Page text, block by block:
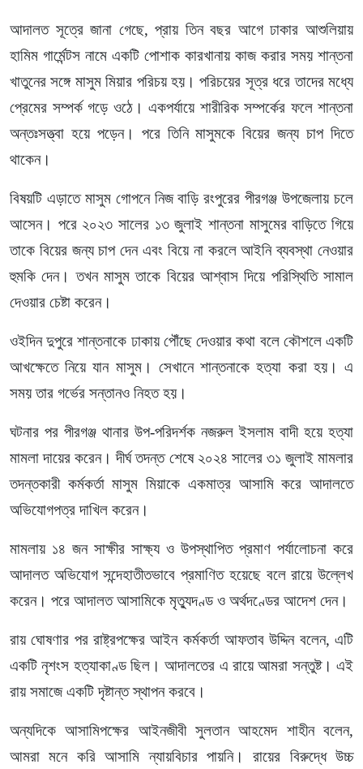
আদালত সূত্রে জানা গেছে, প্রায় তিন বছর আগে ঢাকার আশুলিয়ায়
হামিম গার্মেন্টস নামে একটি পোশাক কারখানায় কাজ করার সময় শান্তনা
খাতুনের সঙ্গে মাসুম মিয়ার পরিচয় হয়। পরিচয়ের সূত্র ধরে তাদের মধ্যে
প্রেমের সম্পর্ক গড়ে ওঠে। একপর্যায়ে শারীরিক সম্পর্কের ফলে শান্তনা
অন্তঃসত্ত্বা হয়ে পড়েন। পরে তিনি মাসুমকে বিয়ের জন্য চাপ দিতে
থাকেন।
বিষয়টি এড়াতে মাসুম গোপনে নিজ বাড়ি রংপুরের পীরগঞ্জ উপজেলায় চলে
আসেন। পরে ২০২৩ সালের ১৩ জুলাই শান্তনা মাসুমের বাড়িতে গিয়ে
তাকে বিয়ের জন্য চাপ দেন এবং বিয়ে না করলে আইনি ব্যবস্থা নেওয়ার
হুমকি দেন। তখন মাসুম তাকে বিয়ের আশ্বাস দিয়ে পরিস্থিতি সামাল
দেওয়ার চেষ্টা করেন।
ওইদিন দুপুরে শান্তনাকে ঢাকায় পৌঁছে দেওয়ার কথা বলে কৌশলে একটি
আখক্ষেতে নিয়ে যান মাসুম। সেখানে শান্তনাকে হত্যা করা হয়। এ
সময় তার গর্ভের সন্তানও নিহত হয়।
ঘটনার পর পীরগঞ্জ থানার উপ-পরিদর্শক নজরুল ইসলাম বাদী হয়ে হত্যা
মামলা দায়ের করেন। দীর্ঘ তদন্ত শেষে ২০২৪ সালের ৩১ জুলাই মামলার
তদন্তকারী কর্মকর্তা মাসুম মিয়াকে একমাত্র আসামি করে আদালতে
অভিযোগপত্র দাখিল করেন।
মামলায় ১৪ জন সাক্ষীর সাক্ষ্য ও উপস্থাপিত প্রমাণ পর্যালোচনা করে
আদালত অভিযোগ সন্দেহাতীতভাবে প্রমাণিত হয়েছে বলে রায়ে উল্লেখ
করেন। পরে আদালত আসামিকে মৃত্যুদণ্ড ও অর্থদণ্ডের আদেশ দেন।
রায় ঘোষণার পর রাষ্ট্রপক্ষের আইন কর্মকর্তা আফতাব উদ্দিন বলেন, এটি
একটি নৃশংস হত্যাকাণ্ড ছিল। আদালতের এ রায়ে আমরা সন্তুষ্ট। এই
রায় সমাজে একটি দৃষ্টান্ত স্থাপন করবে।
অন্যদিকে আসামিপক্ষের আইনজীবী সুলতান আহমেদ শাহীন বলেন,
আমরা মনে করি আসামি ন্যায়বিচার পায়নি। রায়ের বিরুদ্ধে উচ্চ